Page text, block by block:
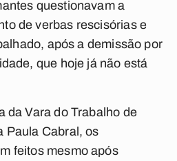
questionavam a
de verbas rescisórias e
após a demissão por
que hoje já não está
da Vara do Trabalho de
Paula Cabral, os
feitos mesmo após